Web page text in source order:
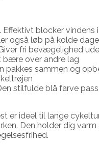
blocker vindens
også løb på kolde dage
fri bevægelighed
bære over andre lag
pakkes sammen og
stilfulde blå farve
er ideel til lange
Den holder dig varm